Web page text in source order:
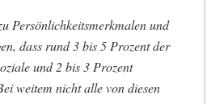
Persönlichkeitsmerkmalen und
dass rund 3 bis 5 Prozent der
und 2 bis 3 Prozent
weitem nicht alle von diesen